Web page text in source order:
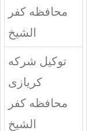
محافظه كفر
الشيخ
توكيل شركه
كريازى
محافظه كفر
الشيخ